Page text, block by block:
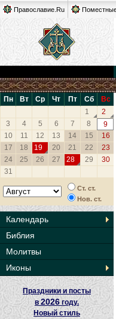
Православие.Ru
Пн Вт Ср Чт Пт Сб
Вс
1
2
3
4 5 6 7 8
9
10
11 12 13 14 15
16
17
18 19 20 21 22
23
24
25 26 27 28 29
30
31
Ст. ст.
Нов. ст.
Календарь
Библия
Молитвы
Иконы
Праздники и посты
в2026 году.
Новый стиль